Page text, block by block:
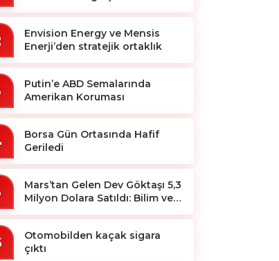
Envision Energy ve Mensis
Enerji’den stratejik ortaklık
Putin’e ABD Semalarında
Amerikan Koruması
Borsa Gün Ortasında Hafif
Geriledi
Mars’tan Gelen Dev Göktaşı 5,3
Milyon Dolara Satıldı: Bilim ve
Otomobilden kaçak sigara
çıktı